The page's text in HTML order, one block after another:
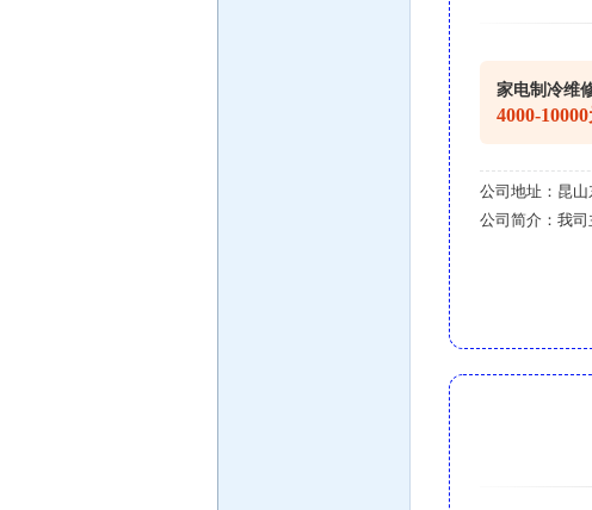
家电制冷维
4000-10000
公司地址： 昆
公司简介： 我司